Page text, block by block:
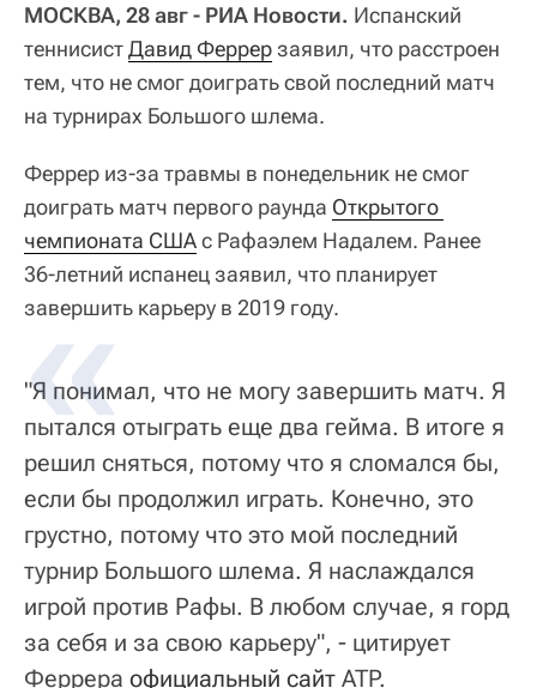
МОСКВА, 28 авг - РИА Новости. Испанский
теннисистДавид Феррерзаявил, что расстроен
тем, что не смог доиграть свой последний матч
на турнирах Большого шлема.
Феррер из-за травмы в понедельник не смог
доиграть матч первого раунда Открытого
чемпионата СШАс Рафаэлем Надалем. Ранее
36-летний испанец заявил, что планирует
завершить карьеру в 2019 году.
"Я понимал, что не могу завершить матч. Я
пытался отыграть еще два гейма. В итоге я
решил сняться, потому что я сломался бы,
если бы продолжил играть. Конечно, это
грустно, потому что это мой последний
турнир Большого шлема. Я наслаждался
игрой против Рафы. В любом случае, я горд
за себя и за свою карьеру", - цитирует
Феррера официальный сайт ATP.